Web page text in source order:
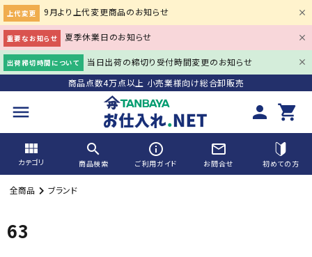
上代変更 9月より上代変更商品のお知らせ
重要なお知らせ 夏季休業日のお知らせ
出荷締切時間について
当日出荷の締切り受付時間変更のお知らせ
商品点数4万点以上 小売業様向け総合卸販売
menu person shopping_cart
view_module
カテゴリ
search
商品検索
info_outline
ご利用ガイド
mail_outline
お問合せ 初めての方
全商品 ブランド
63